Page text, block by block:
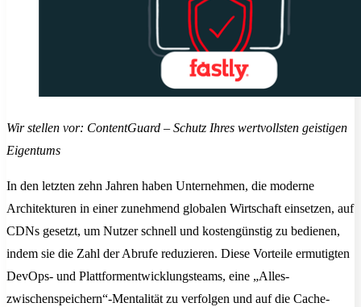
Wir stellen vor: ContentGuard – Schutz Ihres wertvollsten geistigen
Eigentums
In den letzten zehn Jahren haben Unternehmen, die moderne
Architekturen in einer zunehmend globalen Wirtschaft einsetzen, auf
CDNs gesetzt, um Nutzer schnell und kostengünstig zu bedienen,
indem sie die Zahl der Abrufe reduzieren. Diese Vorteile ermutigten
DevOps- und Plattformentwicklungsteams, eine „Alles-
zwischenspeichern“-Mentalität zu verfolgen und auf die Cache-